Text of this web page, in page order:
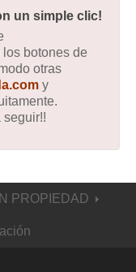
un simple clic!
botones de
otras
y
seguir!!
PROPIEDAD